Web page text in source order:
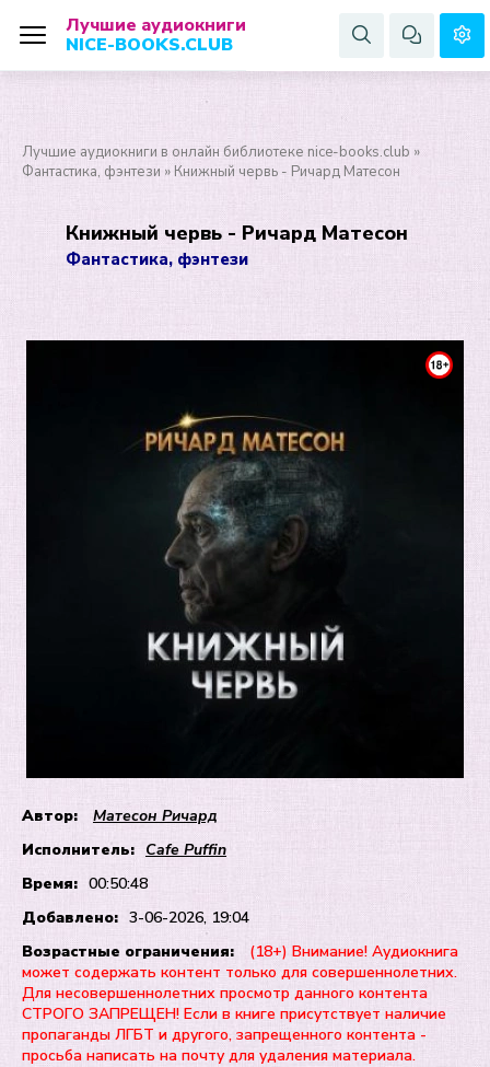
Лучшие аудиокниги
NICE-BOOKS.CLUB
Лучшие аудиокниги в онлайн библиотеке nice-books.club »
Фантастика, фэнтези » Книжный червь - Ричард Матесон
Книжный червь - Ричард Матесон
Фантастика, фэнтези
Автор:
Матесон Ричард
Исполнитель: Cafe Puffin
Время: 00:50:48
Добавлено: 3-06-2026, 19:04
Возрастные ограничения:
(18+) Внимание! Аудиокнига
может содержать контент только для совершеннолетних.
Для несовершеннолетних просмотр данного контента
СТРОГО ЗАПРЕЩЕН! Если в книге присутствует наличие
пропаганды ЛГБТ и другого, запрещенного контента -
просьба написать на почту для удаления материала.